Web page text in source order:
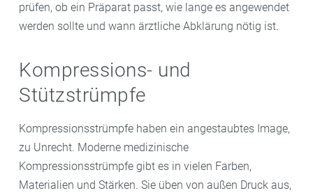
prüfen, ob ein Präparat passt, wie lange es angewendet
werden sollte und wann ärztliche Abklärung nötig ist.
Kompressions- und
Stützstrümpfe
Kompressionsstrümpfe haben ein angestaubtes Image,
zu Unrecht. Moderne medizinische
Kompressionsstrümpfe gibt es in vielen Farben,
Materialien und Stärken. Sie üben von außen Druck aus,